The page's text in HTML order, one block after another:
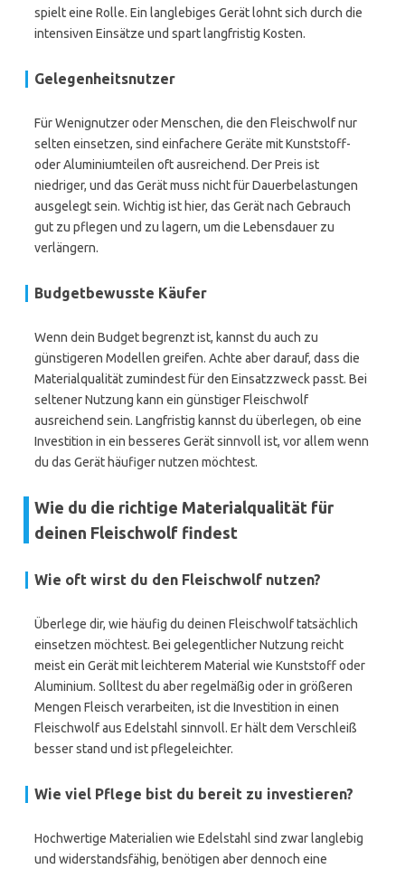
spielt eine Rolle. Ein langlebiges Gerät lohnt sich durch die
intensiven Einsätze und spart langfristig Kosten.
Gelegenheitsnutzer
Für Wenignutzer oder Menschen, die den Fleischwolf nur
selten einsetzen, sind einfachere Geräte mit Kunststoff-
oder Aluminiumteilen oft ausreichend. Der Preis ist
niedriger, und das Gerät muss nicht für Dauerbelastungen
ausgelegt sein. Wichtig ist hier, das Gerät nach Gebrauch
gut zu pflegen und zu lagern, um die Lebensdauer zu
verlängern.
Budgetbewusste Käufer
Wenn dein Budget begrenzt ist, kannst du auch zu
günstigeren Modellen greifen. Achte aber darauf, dass die
Materialqualität zumindest für den Einsatzzweck passt. Bei
seltener Nutzung kann ein günstiger Fleischwolf
ausreichend sein. Langfristig kannst du überlegen, ob eine
Investition in ein besseres Gerät sinnvoll ist, vor allem wenn
du das Gerät häufiger nutzen möchtest.
Wie du die richtige Materialqualität für
deinen Fleischwolf findest
Wie oft wirst du den Fleischwolf nutzen?
Überlege dir, wie häufig du deinen Fleischwolf tatsächlich
einsetzen möchtest. Bei gelegentlicher Nutzung reicht
meist ein Gerät mit leichterem Material wie Kunststoff oder
Aluminium. Solltest du aber regelmäßig oder in größeren
Mengen Fleisch verarbeiten, ist die Investition in einen
Fleischwolf aus Edelstahl sinnvoll. Er hält dem Verschleiß
besser stand und ist pflegeleichter.
Wie viel Pflege bist du bereit zu investieren?
Hochwertige Materialien wie Edelstahl sind zwar langlebig
und widerstandsfähig, benötigen aber dennoch eine